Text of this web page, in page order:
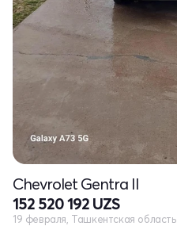
Chevrolet Gentra II
152 520 192 UZS
19 февраля, Ташкентская область